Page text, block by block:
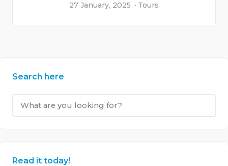
27 January, 2025 Tours
Search here
Read it today!